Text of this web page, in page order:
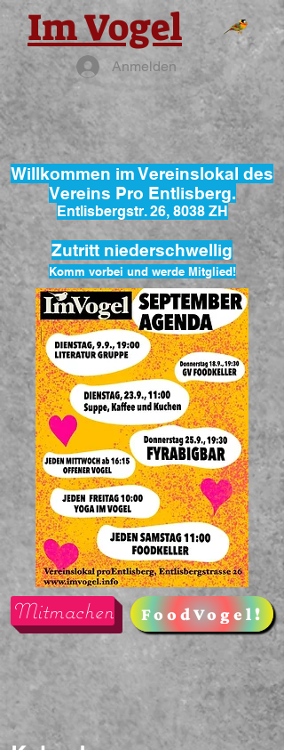
Im Vogel
Anmelden
Willkommen im Vereinslokal des
Vereins Pro Entlisberg.
Entlisbergstr. 26, 8038 ZH
Zutritt niederschwellig
Komm vorbei und werde Mitglied!
Mitmachen FoodVogel!